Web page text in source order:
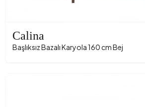
Calina
Başlıksız Bazalı Karyola 160 cm Bej